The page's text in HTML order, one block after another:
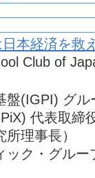
日本経済を救
Club of
盤(IGPI) グ
代表取締
理事長）
ック・グル